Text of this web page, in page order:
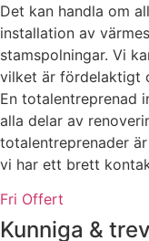
Det kan handla om
installation av
stamspolningar. Vi
vilket är fördelaktigt
En totalentreprenad
alla delar av
totalentreprenader
vi har ett brett
Fri Offert
Kunniga &